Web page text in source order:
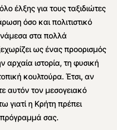
έλξης για τους ταξιδιώτες
όσο και πολιτιστικό
στα πολλά
ως ένας προορισμός
αρχαία ιστορία, τη φυσική
κουλτούρα. Έτσι, αν
αυτόν τον μεσογειακό
γιατί η Κρήτη πρέπει
πρόγραμμά σας.